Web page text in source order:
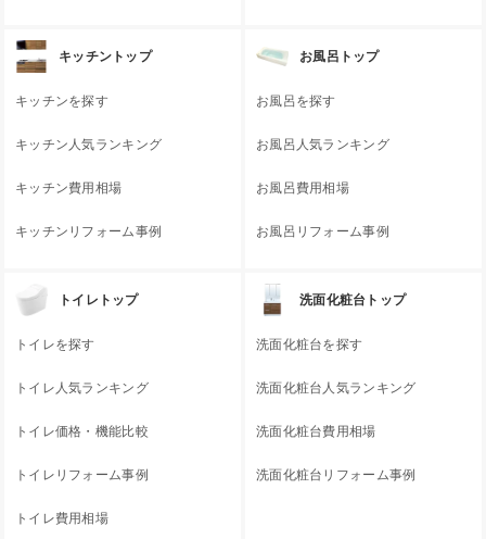
キッチントップ
キッチンを探す
キッチン人気ランキング
キッチン費用相場
キッチンリフォーム事例
お風呂トップ
お風呂を探す
お風呂人気ランキング
お風呂費用相場
お風呂リフォーム事例
トイレトップ
トイレを探す
トイレ人気ランキング
トイレ価格・機能比較
トイレリフォーム事例
トイレ費用相場
洗面化粧台トップ
洗面化粧台を探す
洗面化粧台人気ランキング
洗面化粧台費用相場
洗面化粧台リフォーム事例